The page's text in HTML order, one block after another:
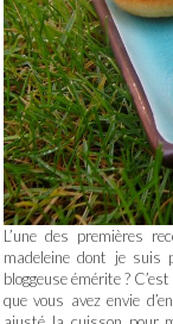
L’une des premières
madeleine dont je
bloggeuse émérite ?
que vous avez envie